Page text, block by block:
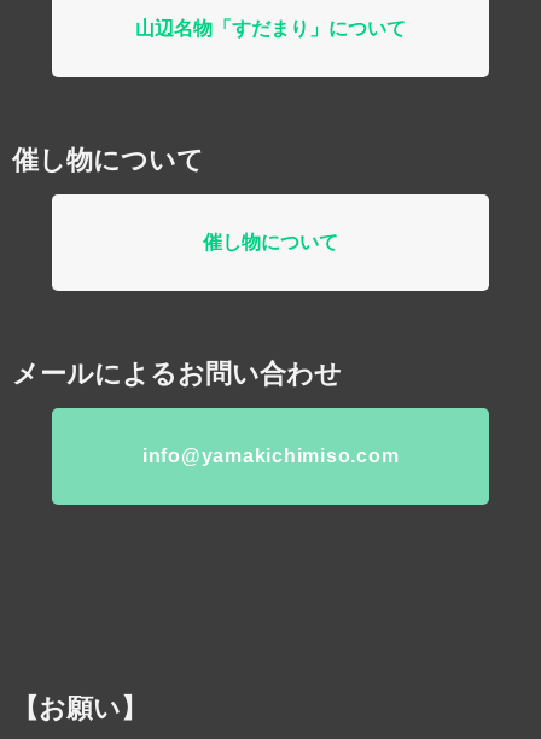
山辺名物「すだまり」について
催し物について
催し物について
メールによるお問い合わせ
info@yamakichimiso.com
【お願い】